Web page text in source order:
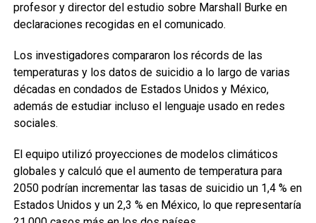
profesor y director del estudio sobre Marshall Burke en
declaraciones recogidas en el comunicado.
Los investigadores compararon los récords de las
temperaturas y los datos de suicidio a lo largo de varias
décadas en condados de Estados Unidos y México,
además de estudiar incluso el lenguaje usado en redes
sociales.
El equipo utilizó proyecciones de modelos climáticos
globales y calculó que el aumento de temperatura para
2050 podrían incrementar las tasas de suicidio un 1,4 % en
Estados Unidos y un 2,3 % en México, lo que representaría